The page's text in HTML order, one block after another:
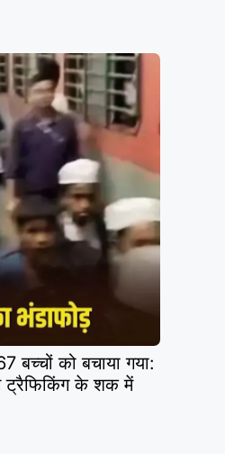
को बचाया गया:
ट्रैफिकिंग के शक में